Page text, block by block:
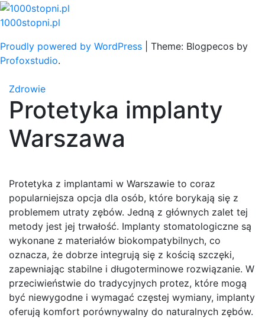
Skip
to
1000stopni.pl
Proudly powered by WordPress
Theme: Blogpecos by
Profoxstudio.
Zdrowie
Protetyka implanty
Warszawa
Protetyka z implantami w Warszawie to coraz
popularniejsza opcja dla osób, które borykają się z
problemem utraty zębów. Jedną z głównych zalet tej
metody jest jej trwałość. Implanty stomatologiczne są
wykonane z materiałów biokompatybilnych, co
oznacza, że dobrze integrują się z kością szczęki,
zapewniając stabilne i długoterminowe rozwiązanie. W
przeciwieństwie do tradycyjnych protez, które mogą
być niewygodne i wymagać częstej wymiany, implanty
oferują komfort porównywalny do naturalnych zębów.